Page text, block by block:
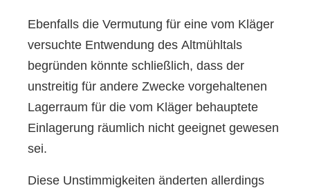
Ebenfalls die Vermutung für eine vom Kläger
versuchte Entwendung des Altmühltals
begründen könnte schließlich, dass der
unstreitig für andere Zwecke vorgehaltenen
Lagerraum für die vom Kläger behauptete
Einlagerung räumlich nicht geeignet gewesen
sei.
Diese Unstimmigkeiten änderten allerdings